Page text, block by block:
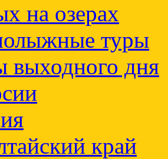
на озерах
туры
выходного дня
край